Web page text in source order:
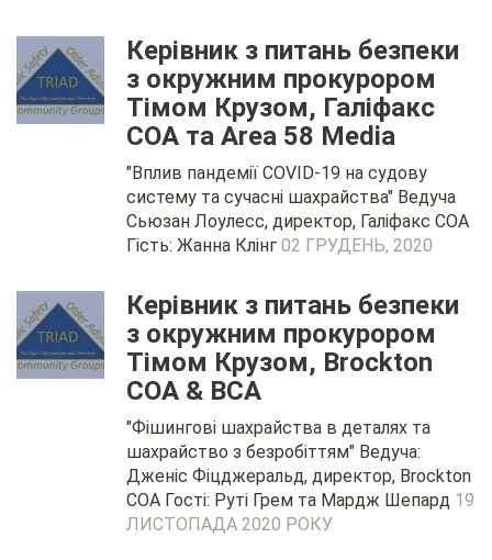
Керівник з питань безпеки
з окружним прокурором
Тімом Крузом, Галіфакс
COA та Area 58 Media
"Вплив пандемії COVID-19 на судову
систему та сучасні шахрайства" Ведуча
Сьюзан Лоулесс, директор, Галіфакс COA
Гість: Жанна Клінг 02 ГРУДЕНЬ, 2020
Керівник з питань безпеки
з окружним прокурором
Тімом Крузом, Brockton
COA & BCA
"Фішингові шахрайства в деталях та
шахрайство з безробіттям" Ведуча:
Дженіс Фіцджеральд, директор, Brockton
COA Гості: Руті Грем та Мардж Шепард 19
ЛИСТОПАДА 2020 РОКУ